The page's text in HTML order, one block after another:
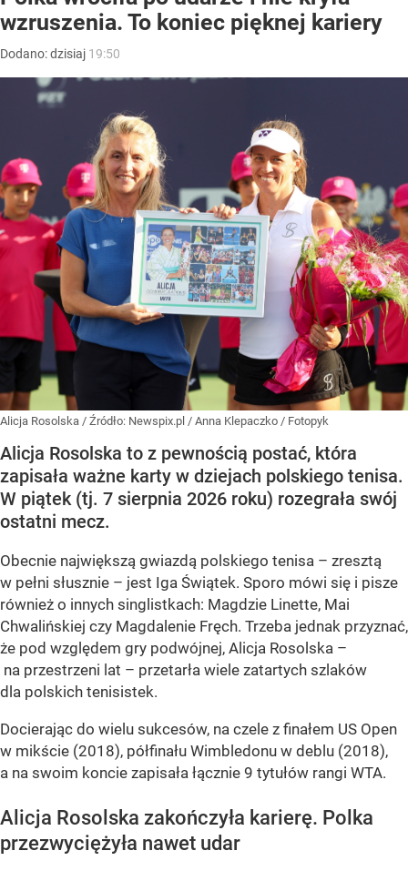
wzruszenia. To koniec pięknej kariery
Dodano:dzisiaj 19:50
Alicja Rosolska / Źródło: Newspix.pl / Anna Klepaczko / Fotopyk
Alicja Rosolska to z pewnością postać, która
zapisała ważne karty w dziejach polskiego tenisa.
W piątek (tj. 7 sierpnia 2026 roku) rozegrała swój
ostatni mecz.
Obecnie największą gwiazdą polskiego tenisa – zresztą
w pełni słusznie – jest Iga Świątek. Sporo mówi się i pisze
również o innych singlistkach: Magdzie Linette, Mai
Chwalińskiej czy Magdalenie Fręch. Trzeba jednak przyznać,
że pod względem gry podwójnej, Alicja Rosolska –
na przestrzeni lat – przetarła wiele zatartych szlaków
dla polskich tenisistek.
Docierając do wielu sukcesów, na czele z finałem US Open
w mikście (2018), półfinału Wimbledonu w deblu (2018),
a na swoim koncie zapisała łącznie 9 tytułów rangi WTA.
Alicja Rosolska zakończyła karierę. Polka
przezwyciężyła nawet udar